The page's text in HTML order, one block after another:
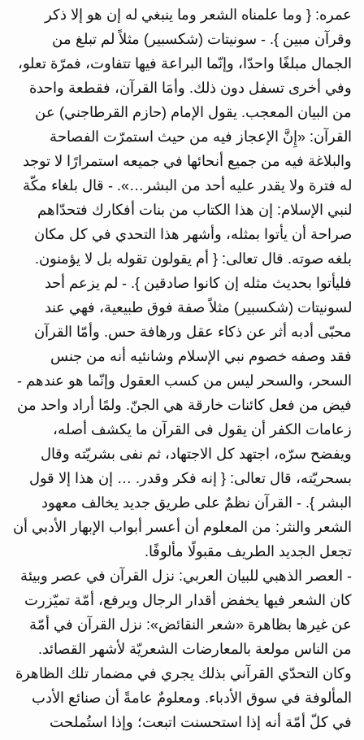
عمره: { وما علمناه الشعر وما ينبغي له إن هو إلا ذكر
وقرآن مبين }. - سونيتات (شكسبير) مثلاً لم تبلغ من
الجمال مبلغًا واحدّا، وإنّما البراعة فيها تتفاوت، فمرّة تعلو،
وفي أخرى تسفل دون ذلك. وأمَا القرآن، فقطعة واحدة
من البيان المعجب. يقول الإمام (حازم القرطاجني) عن
القرآن: «إِنَّ الإعجاز فيه من حيث استمرّت الفصاحة
والبلاغة فيه من جميع أنحائها في جميعه استمرارًا لا توجد
له فترة ولا يقدر عليه أحد من البشر…». - قال بلغاء مكّة
لنبي الإسلام: إن هذا الكتاب من بنات أفكارك فتحدّاهم
صراحة أن يأتوا بمثله، وأشهر هذا التحدي في كل مكان
بلغه صوته. قال تعالى: { أم يقولون تقوله بل لا يؤمنون.
فليأتوا بحديث مثله إن كانوا صادقين }. - لم يزعم أحد
لسونيتات (شكسبير) مثلاً صفة فوق طبيعية، فهي عند
محبّى أدبه أثر عن ذكاء عقل ورهافة حس. وأمّا القرآن
فقد وصفه خصوم نبي الإسلام وشانئيه أنه من جنس
السحر، والسحر ليس من كسب العقول وإنّما هو عندهم -
فيض من فعل كائنات خارقة هي الجنّ. ولمًا أراد واحد من
زعامات الكفر أن يقول فى القرآن ما يكشف أصله،
ويفضح سرّه، اجتهد كل الاجتهاد، ثم نفى بشريّته وقال
بسحريّته، قال تعالى: { إنه فكر وقدر. … إن هذا إلا قول
البشر }. - القرآن نظمٌ على طريق جديد يخالف معهود
الشعر والنثر: من المعلوم أن أعسر أبواب الإبهار الأدبي أن
تجعل الجديد الطريف مقبولًا مألوفًا.
- العصر الذهبي للبيان العربي: نزل القرآن في عصر وبيئة
كان الشعر فيها يخفض أقدار الرجال ويرفع، أمّة تميّزرت
عن غيرها بظاهرة «شعر النقائض»: نزل القرآن في أمّة
من الناس مولعة بالمعارضات الشعريّة لأشهر القصائد.
وكان التحدّي القرآني بذلك يجري في مضمار تلك الظاهرة
المألوفة في سوق الأدباء. ومعلومٌ عامةً أن صنائع الأدب
في كلّ أمّة أنه إذا استحسنت اتبعت؛ وإذا استُملحت